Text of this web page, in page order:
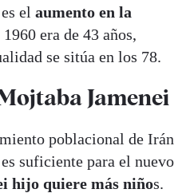
el aumento en la
1960 era de 43 años,
se sitúa en los 78.
Jamenei
poblacional de Irán
suficiente para el nuevo
hijo quiere más niños.